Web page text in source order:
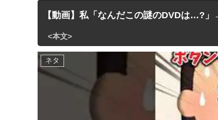
【動画】私「なんだこの謎のDVDは…?
ネタ